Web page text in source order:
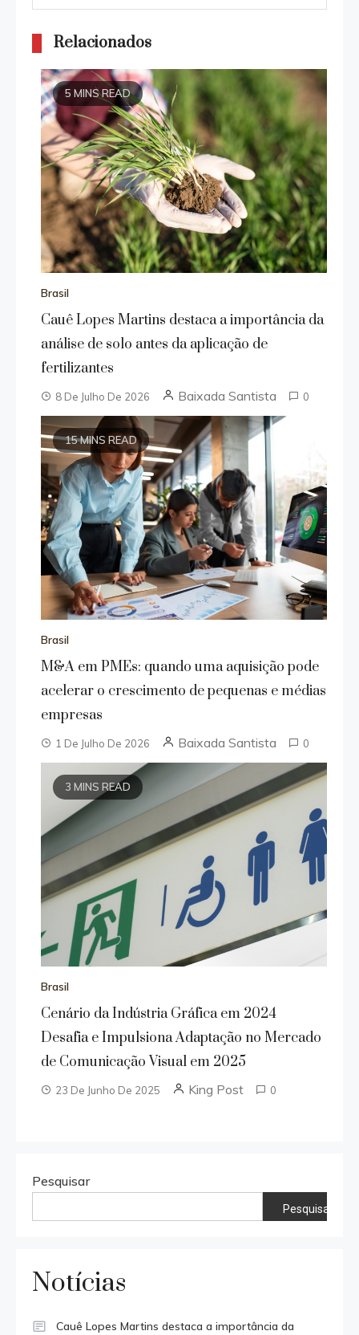
Relacionados
5 MINS READ
Brasil
Cauê Lopes Martins destaca a importância da
análise de solo antes da aplicação de
fertilizantes
8 De Julho De 2026 Baixada Santista 0
15 MINS READ
Brasil
M&A em PMEs: quando uma aquisição pode
acelerar o crescimento de pequenas e médias
empresas
1 De Julho De 2026 Baixada Santista 0
3 MINS READ
Brasil
Cenário da Indústria Gráfica em 2024
Desafia e Impulsiona Adaptação no Mercado
de Comunicação Visual em 2025
23 De Junho De 2025 King Post 0
Pesquisar
Pesquisar
Notícias
Cauê Lopes Martins destaca a importância da